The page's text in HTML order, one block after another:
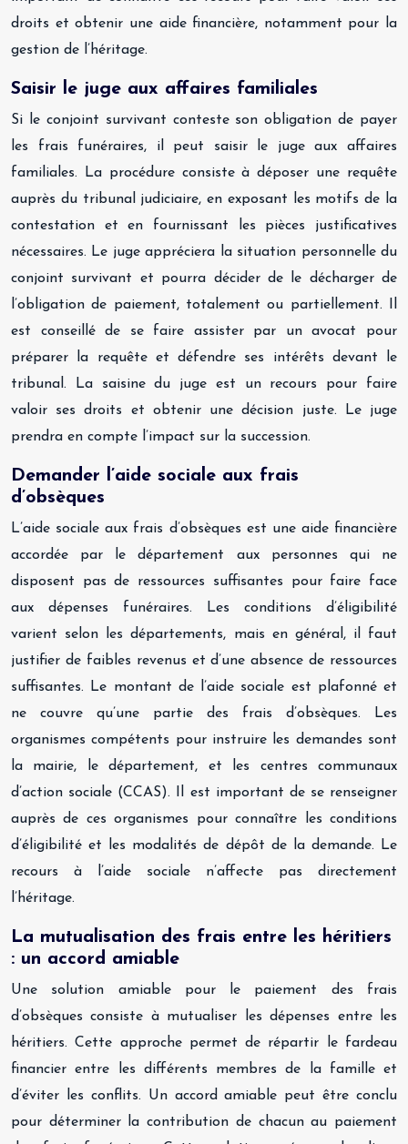
droits et obtenir une aide financière, notamment pour la
gestion de l’héritage.
Saisir le juge aux affaires familiales
Si le conjoint survivant conteste son obligation de payer
les frais funéraires, il peut saisir le juge aux affaires
familiales. La procédure consiste à déposer une requête
auprès du tribunal judiciaire, en exposant les motifs de la
contestation et en fournissant les pièces justificatives
nécessaires. Le juge appréciera la situation personnelle du
conjoint survivant et pourra décider de le décharger de
l’obligation de paiement, totalement ou partiellement. Il
est conseillé de se faire assister par un avocat pour
préparer la requête et défendre ses intérêts devant le
tribunal. La saisine du juge est un recours pour faire
valoir ses droits et obtenir une décision juste. Le juge
prendra en compte l’impact sur la succession.
Demander l’aide sociale aux frais
d’obsèques
L’aide sociale aux frais d’obsèques est une aide financière
accordée par le département aux personnes qui ne
disposent pas de ressources suffisantes pour faire face
aux dépenses funéraires. Les conditions d’éligibilité
varient selon les départements, mais en général, il faut
justifier de faibles revenus et d’une absence de ressources
suffisantes. Le montant de l’aide sociale est plafonné et
ne couvre qu’une partie des frais d’obsèques. Les
organismes compétents pour instruire les demandes sont
la mairie, le département, et les centres communaux
d’action sociale (CCAS). Il est important de se renseigner
auprès de ces organismes pour connaître les conditions
d’éligibilité et les modalités de dépôt de la demande. Le
recours à l’aide sociale n’affecte pas directement
l’héritage.
La mutualisation des frais entre les héritiers
: un accord amiable
Une solution amiable pour le paiement des frais
d’obsèques consiste à mutualiser les dépenses entre les
héritiers. Cette approche permet de répartir le fardeau
financier entre les différents membres de la famille et
d’éviter les conflits. Un accord amiable peut être conclu
pour déterminer la contribution de chacun au paiement